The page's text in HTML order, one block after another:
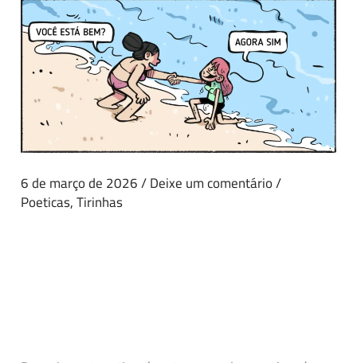
6 de março de 2026/Deixe um comentário/
Poeticas,Tirinhas